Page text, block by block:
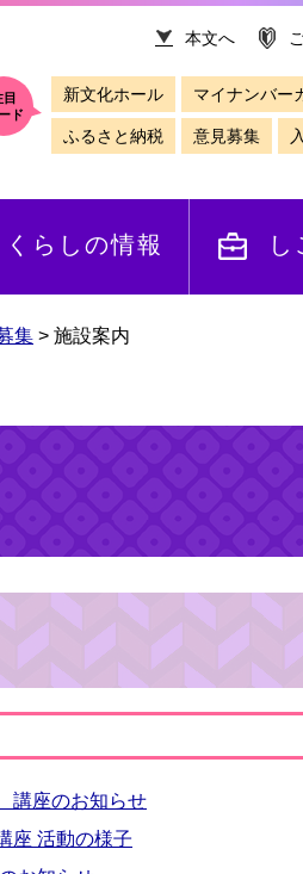
本文へ
目
ド
新文化ホール マイナンバー
ふるさと納税 意見募集
くらしの情報 し
集 > 施設案内
講座のお知らせ
座 活動の様子